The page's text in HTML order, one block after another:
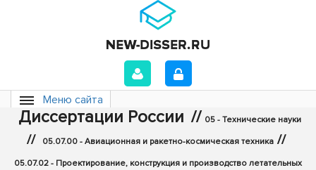
Меню сайта
Диссертации России // 05 - Технические науки
// 05.07.00 - Авиационная и ракетно-космическая техника //
05.07.02 - Проектирование, конструкция и производство летательных